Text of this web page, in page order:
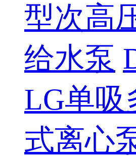
型次高
给水泵
LG单吸
式离心